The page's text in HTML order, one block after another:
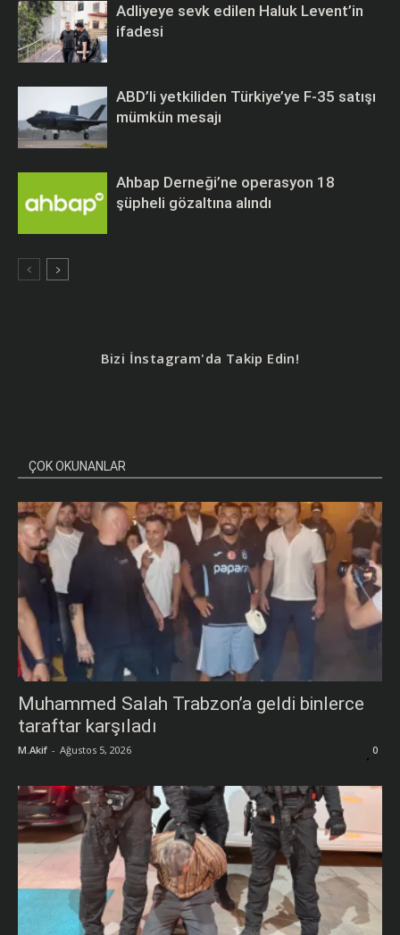
Adliyeye sevk edilen Haluk Levent’in
ifadesi
ABD’li yetkiliden Türkiye’ye F-35 satışı
mümkün mesajı
Ahbap Derneği’ne operasyon 18
şüpheli gözaltına alındı
Bizi İnstagram'da Takip Edin!
ÇOK OKUNANLAR
Muhammed Salah Trabzon’a geldi binlerce
taraftar karşıladı
M.Akif - Ağustos 5, 2026 0